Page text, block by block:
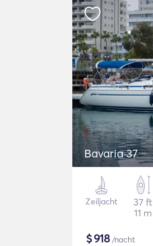
Bavaria 37
Zeiljacht
37 ft
11 m
$918/nacht